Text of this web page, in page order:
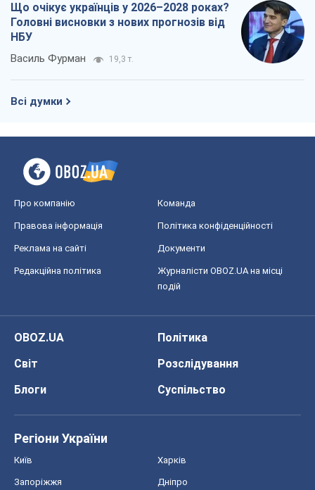
Що очікує українців у 2026–2028 роках?
Головні висновки з нових прогнозів від
НБУ
Василь Фурман 19,3 т.
Всі думки
Про компанію Команда
Правова інформація Політика конфіденційності
Реклама на сайті Документи
Редакційна політика
Журналісти OBOZ.UA на місці
подій
OBOZ.UA
Політика
Світ
Розслідування
Блоги
Суспільство
Регіони України
Київ Харків
Запоріжжя Дніпро